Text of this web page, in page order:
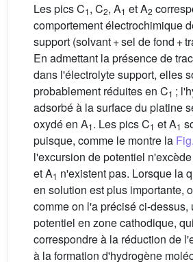
Les pics C1, C2, A1 et A2
comportement électrochimique
support (solvant + sel de fond +
En admettant la présence de
dans l'électrolyte support, elles
probablement réduites en C1 ;
adsorbé à la surface du platine
oxydé en A1. Les pics C1 et A1
puisque, comme le montre la
l'excursion de potentiel
et A1 n'existent pas. Lorsque la
en solution est plus importante,
comme on l'a précisé ci-dessus,
potentiel en zone cathodique,
correspondre à la réduction de
à la formation d'hydrogène